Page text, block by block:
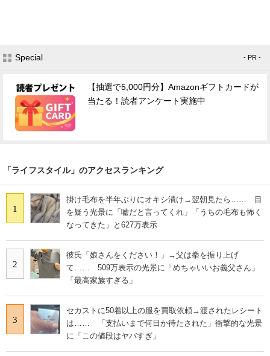
Special - PR -
【抽選で5,000円分】Amazonギフトカードが
当たる！読者アンケート実施中
「ライフスタイル」のアクセスランキング
1
掛け毛布を半年ぶりにオキシ漬け→翌朝見たら…… 目
を疑う光景に「嘘だと言ってくれ」「うちの毛布も怖く
なってきた」と627万表示
2
彼氏「娘さんをください！」→父は拳を振り上げ
て…… 509万表示の光景に「めちゃいいお義父さん」
「最高家族すぎる」
3
セカストに50着以上の服を買取依頼→渡されたレシート
は…… 「支払いまで何日か待たされた」衝撃的な光景
に「この値段はヤバすぎ」